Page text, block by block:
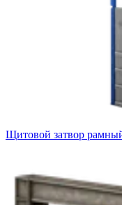
Щитовой затвор